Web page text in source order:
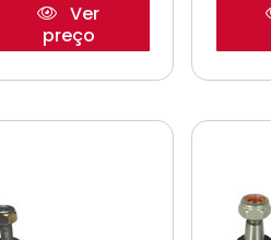
Ver
preço